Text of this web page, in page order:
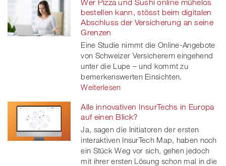
Wer Pizza und Sushi online mühelos
bestellen kann, stösst beim digitalen
Abschluss der Versicherung an seine
Grenzen
Eine Studie nimmt die Online-Angebote
von Schweizer Versicherern eingehend
unter die Lupe – und kommt zu
bemerkenswerten Einsichten.
Weiterlesen
Alle innovativen InsurTechs in Europa
auf einen Blick?
Ja, sagen die Initiatoren der ersten
interaktiven InsurTech Map, haben noch
ein Stück Weg vor sich, gehen jedoch
mit ihrer ersten Lösung schon mal in die